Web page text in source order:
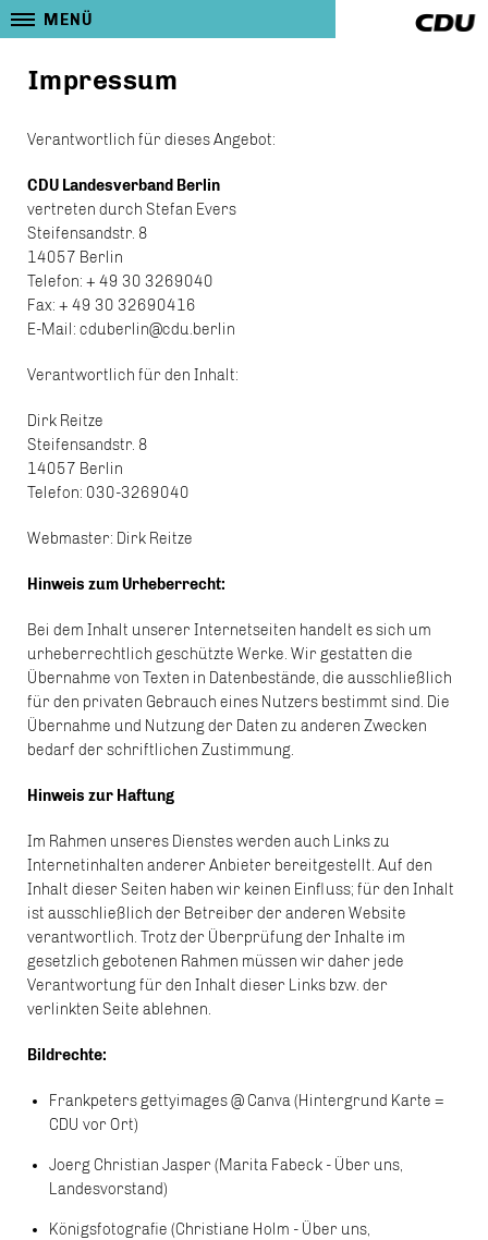
MENÜ
Impressum
Verantwortlich für dieses Angebot:
CDU Landesverband Berlin
vertreten durch Stefan Evers
Steifensandstr. 8
14057 Berlin
Telefon: + 49 30 3269040
Fax: + 49 30 32690416
E-Mail: cduberlin@cdu.berlin
Verantwortlich für den Inhalt:
Dirk Reitze
Steifensandstr. 8
14057 Berlin
Telefon: 030-3269040
Webmaster: Dirk Reitze
Hinweis zum Urheberrecht:
Bei dem Inhalt unserer Internetseiten handelt es sich um
urheberrechtlich geschützte Werke. Wir gestatten die
Übernahme von Texten in Datenbestände, die ausschließlich
für den privaten Gebrauch eines Nutzers bestimmt sind. Die
Übernahme und Nutzung der Daten zu anderen Zwecken
bedarf der schriftlichen Zustimmung.
Hinweis zur Haftung
Im Rahmen unseres Dienstes werden auch Links zu
Internetinhalten anderer Anbieter bereitgestellt. Auf den
Inhalt dieser Seiten haben wir keinen Einfluss; für den Inhalt
ist ausschließlich der Betreiber der anderen Website
verantwortlich. Trotz der Überprüfung der Inhalte im
gesetzlich gebotenen Rahmen müssen wir daher jede
Verantwortung für den Inhalt dieser Links bzw. der
verlinkten Seite ablehnen.
Bildrechte:
Frankpeters gettyimages @ Canva (Hintergrund Karte =
CDU vor Ort)
Joerg Christian Jasper (Marita Fabeck - Über uns,
Landesvorstand)
Königsfotografie (Christiane Holm - Über uns,